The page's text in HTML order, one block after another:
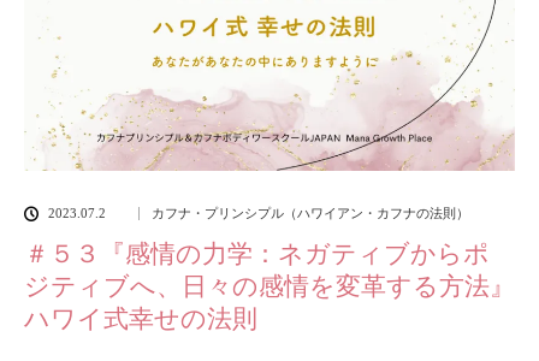
2023.07.2 カフナ・プリンシプル（ハワイアン・カフナの法則）
＃５３『感情の力学：ネガティブからポ
ジティブへ、日々の感情を変革する方法』
ハワイ式幸せの法則